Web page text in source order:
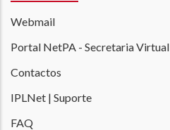
Webmail
Portal NetPA - Secretaria Virtual
Contactos
IPLNet | Suporte
FAQ